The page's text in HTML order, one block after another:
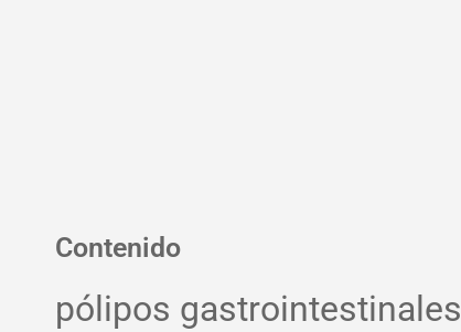
Contenido
pólipos gastrointestinales